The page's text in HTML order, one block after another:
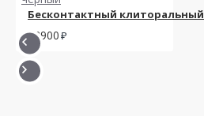
Бесконтактный
12900